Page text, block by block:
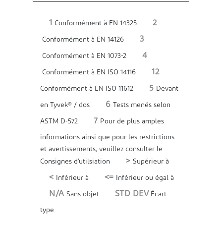
1 Conformément à EN 14325 2
Conformément à EN 14126 3
Conformément à EN 1073-2 4
Conformément à EN ISO 14116 12
Conformément à EN ISO 11612 5 Devant
en Tyvek® / dos 6 Tests menés selon
ASTM D-572 7 Pour de plus amples
informations ainsi que pour les restrictions
et avertissements, veuillez consulter le
Consignes d'utilsiation
> Supérieur à
< Inférieur à <= Inférieur ou égal à
N/A Sans objet STD DEV Écart-
type